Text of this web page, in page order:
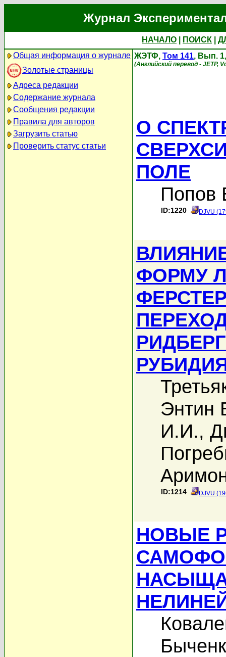
Журнал
НАЧАЛО ПОИСК
Общая информация о журнале
Золотые страницы
Адреса редакции
Содержание журнала
Сообщения редакции
Правила для авторов
Загрузить статью
Проверить статус статьи
ЖЭТФ, Том 141, Вып.
(Английский перевод - JETP,
О
ПОЛЕ
Попов
ID:1220 DJVU
ФОРМУ
Энтин
И.И.,
ID:1214 DJVU
НОВЫЕ